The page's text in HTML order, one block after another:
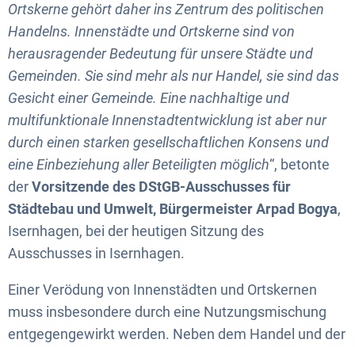
Ortskerne gehört daher ins Zentrum des politischen
Handelns. Innenstädte und Ortskerne sind von
herausragender Bedeutung für unsere Städte und
Gemeinden. Sie sind mehr als nur Handel, sie sind das
Gesicht einer Gemeinde. Eine nachhaltige und
multifunktionale Innenstadtentwicklung ist aber nur
durch einen starken gesellschaftlichen Konsens und
eine Einbeziehung aller Beteiligten möglich“, betonte
derVorsitzende des DStGB-Ausschusses für
Städtebau und Umwelt, Bürgermeister Arpad Bogya,
Isernhagen, bei der heutigen Sitzung des
Ausschusses in Isernhagen.
Einer Verödung von Innenstädten und Ortskernen
muss insbesondere durch eine Nutzungsmischung
entgegengewirkt werden. Neben dem Handel und der